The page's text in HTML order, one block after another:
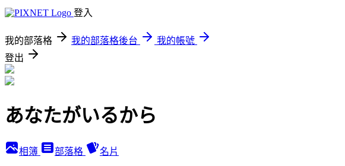
登入
我的部落格 我的部落格後台
我的帳號
登出
あなたがいるから
相簿 部落格 名片